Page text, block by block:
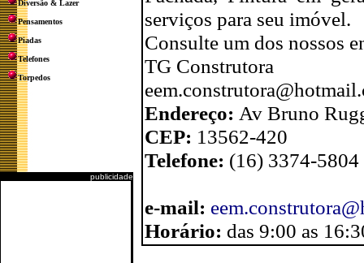
Diversão & Lazer
Pensamentos
Piadas
Telefones
Torpedos
publicidade
serviços para seu imóvel.
Consulte um dos nossos
TG Construtora
Endereço: Av Bruno
CEP: 13562-420
Telefone: (16) 3374-
e-mail:
Horário: das 9:00 as